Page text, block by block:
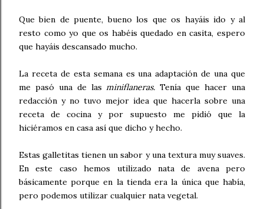
Que bien de puente, bueno los que os hayáis ido y al
resto como yo que os habéis quedado en casita, espero
que hayáis descansado mucho.
La receta de esta semana es una adaptación de una que
me pasó una de lasminiflaneras. Tenía que hacer una
redacción y no tuvo mejor idea que hacerla sobre una
receta de cocina y por supuesto me pidió que la
hiciéramos en casa así que dicho y hecho.
Estas galletitas tienen un sabor y una textura muy suaves.
En este caso hemos utilizado nata de avena pero
básicamente porque en la tienda era la única que había,
pero podemos utilizar cualquier nata vegetal.